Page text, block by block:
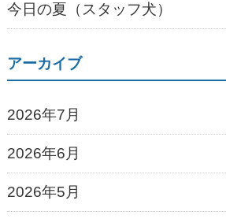
今日の夏（スタッフ犬）
アーカイブ
2026年7月
2026年6月
2026年5月